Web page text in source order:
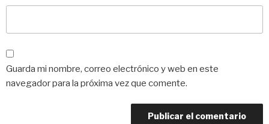
Guarda mi nombre, correo electrónico y web en este
navegador para la próxima vez que comente.